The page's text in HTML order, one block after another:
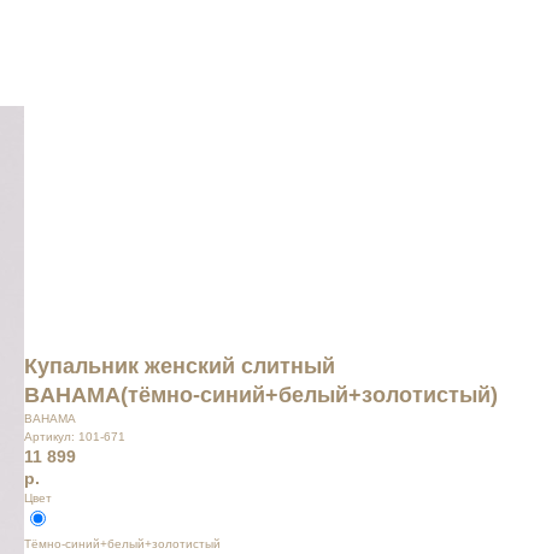
Купальник женский слитный
BAHAMA(тёмно-синий+белый+золотистый)
BAHAMA
Артикул: 101-671
11 899
р.
Цвет
Тёмно-синий+белый+золотистый